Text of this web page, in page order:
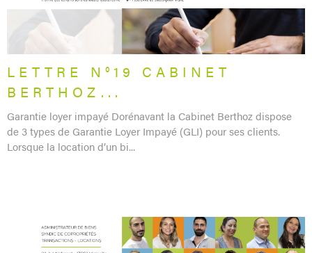
LETTRE N°19 CABINET
BERTHOZ...
Garantie loyer impayé Dorénavant la Cabinet Berthoz dispose
de 3 types de Garantie Loyer Impayé (GLI) pour ses clients.
Lorsque la location d’un bi...